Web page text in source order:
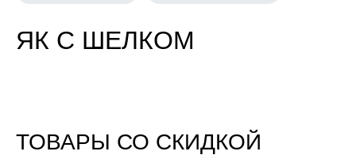
ЯК С ШЕЛКОМ
ТОВАРЫ СО СКИДКОЙ